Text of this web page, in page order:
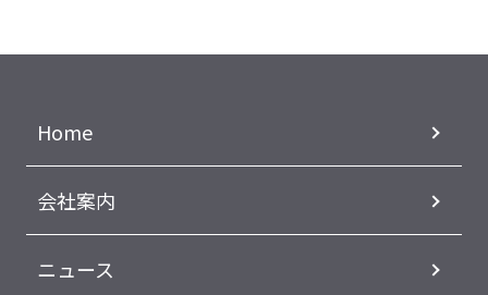
Home
会社案内
ニュース